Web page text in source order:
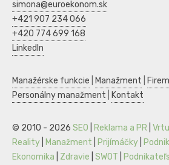
simona@euroekonom.sk
+421 907 234 066
+420 774 699 168
LinkedIn
Manažérske funkcie Manažment
Personálny manažment
Kontakt
© 2010 - 2026 SEO Reklama a PR
Reality
Manažment Prijímáčky
Ekonomika
Zdravie SWOT